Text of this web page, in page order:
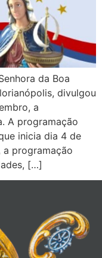
da Boa
divulgou
a
A programação
inicia dia 4 de
a programação
[…]